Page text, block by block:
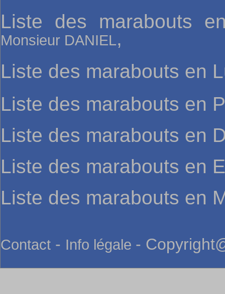
Liste des marabouts
Monsieur DANIEL,
Liste des marabouts en
Liste des marabouts en
Liste des marabouts en
Liste des marabouts en
Liste des marabouts en
Contact - Info légale -